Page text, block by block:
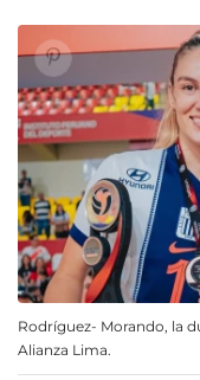
Rodríguez- Morando, la
Alianza Lima.